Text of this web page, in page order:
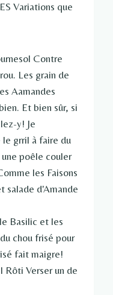
Variations que
Contre
Les grain de
Aamandes
Et bien sûr, si
y! Je
le grril à faire du
poêle couler
les Faisons
salade d'Amande
Basilic et les
chou frisé pour
fait maigre!
Rôti Verser un de